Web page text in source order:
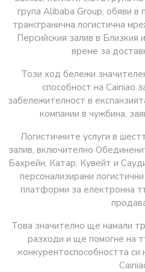
група Alibaba Group, обяви в
трансгранична логистична
Персийския залив в Близкия
време за
Този ход бележи
способност на Cainiao
забележителност в
компании в чужбина,
Логистичните услуги в
залив, включително
Бахрейн, Катар, Кувейт и
персонализирани
платформи за електронна
Това значително ще намали
разходи и ще помогне на
конкурентоспособността си